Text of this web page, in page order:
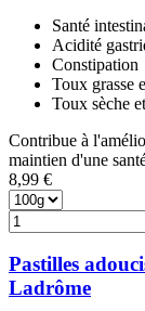
Santé
Acidité
Constipation
Toux grasse
Toux sèche
Contribue à
maintien d'une
8,99 €
Pastilles
Ladrôme